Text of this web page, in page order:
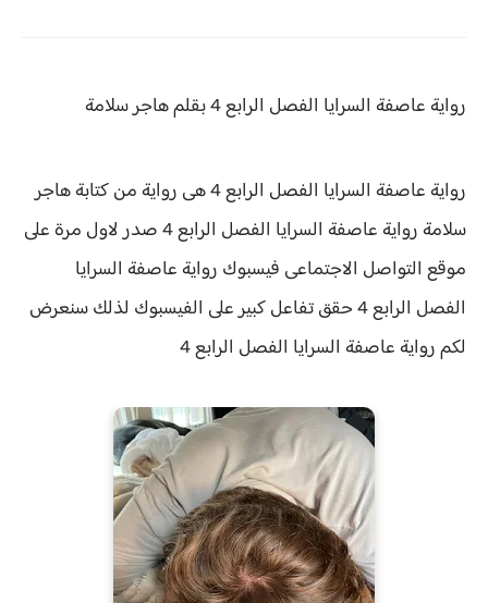
رواية عاصفة السرايا الفصل الرابع 4 بقلم هاجر سلامة
رواية عاصفة السرايا الفصل الرابع 4 هى رواية من كتابة هاجر
سلامة رواية
عاصفة السرايا الفصل الرابع 4 صدر لاول مرة على
موقع التواصل الاجتماعى فيسبوك رواية عاصفة السرايا
الفصل الرابع 4 حقق
تفاعل كبير على الفيسبوك لذلك سنعرض
لكمرواية عاصفة السرايا الفصل الرابع 4